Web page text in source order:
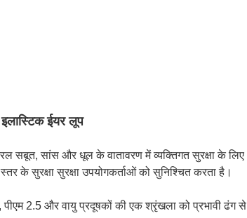
ईयर लूप
सबूत, सांस और धूल के वातावरण में व्यक्तिगत सुरक्षा के लिए
के सुरक्षा सुरक्षा उपयोगकर्ताओं को सुनिश्चित करता है।
पीएम 2.5 और वायु प्रदूषकों की एक श्रृंखला को प्रभावी ढंग से